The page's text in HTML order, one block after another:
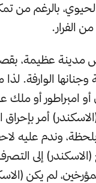
الحيوي، بالرغم من
الفرار.
مدينة عظيمة،
وجنانها الوارفة.
امبراطور أو ملك
أمر بإحراق
وندم عليه
(الاسكندر) إلى
لم يكن